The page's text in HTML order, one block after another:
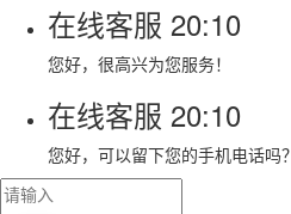
在线客服 20:10
您好，很高兴为您服务！
在线客服 20:10
您好，可以留下您的手机电话吗？